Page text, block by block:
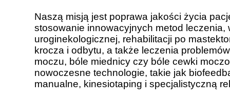
Naszą misją jest poprawa jakości życia
stosowanie innowacyjnych metod leczenia,
uroginekologicznej, rehabilitacji po
krocza i odbytu, a także leczenia
moczu, bóle miednicy czy bóle cewki
nowoczesne technologie, takie jak
manualne, kinesiotaping i specjalistyczną